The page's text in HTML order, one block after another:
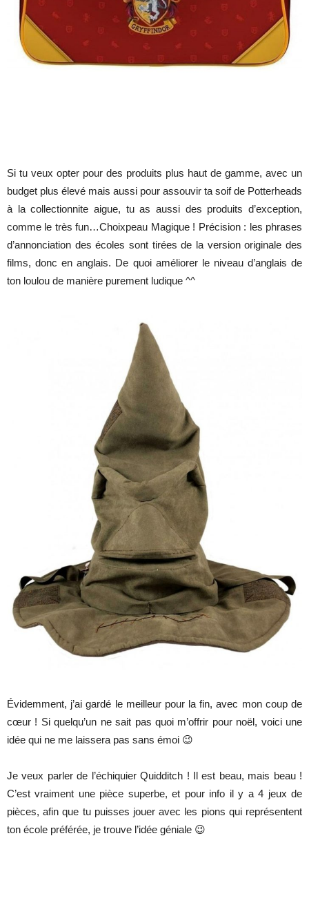
Si tu veux opter pour des produits plus haut de gamme, avec un
budget plus élevé mais aussi pour assouvir ta soif de Potterheads
à la collectionnite aigue, tu as aussi des produits d’exception,
comme le très fun…Choixpeau Magique ! Précision : les phrases
d’annonciation des écoles sont tirées de la version originale des
films, donc en anglais. De quoi améliorer le niveau d’anglais de
ton loulou de manière purement ludique ^^
Évidemment, j’ai gardé le meilleur pour la fin, avec mon coup de
cœur ! Si quelqu’un ne sait pas quoi m’offrir pour noël, voici une
idée qui ne me laissera pas sans émoi 😉
Je veux parler de l’échiquier Quidditch ! Il est beau, mais beau !
C’est vraiment une pièce superbe, et pour info il y a 4 jeux de
pièces, afin que tu puisses jouer avec les pions qui représentent
ton école préférée, je trouve l’idée géniale 😉